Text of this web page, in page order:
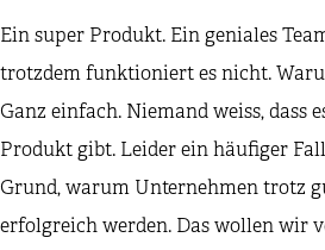
Ein super Produkt. Ein geniales
trotzdem funktioniert es nicht.
Ganz einfach. Niemand weiss, dass
Produkt gibt. Leider ein häufiger
Grund, warum Unternehmen trotz
erfolgreich werden. Das wollen wir